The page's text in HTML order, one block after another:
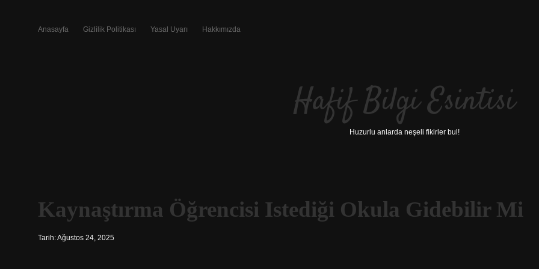
Anasayfa Gizlilik Politikası Yasal Uyarı Hakkımızda
Hafif Bilgi Esintisi
Huzurlu anlarda neşeli fikirler bul!
Kaynaştırma Öğrencisi Istediği Okula Gidebilir Mi
Tarih: Ağustos 24, 2025